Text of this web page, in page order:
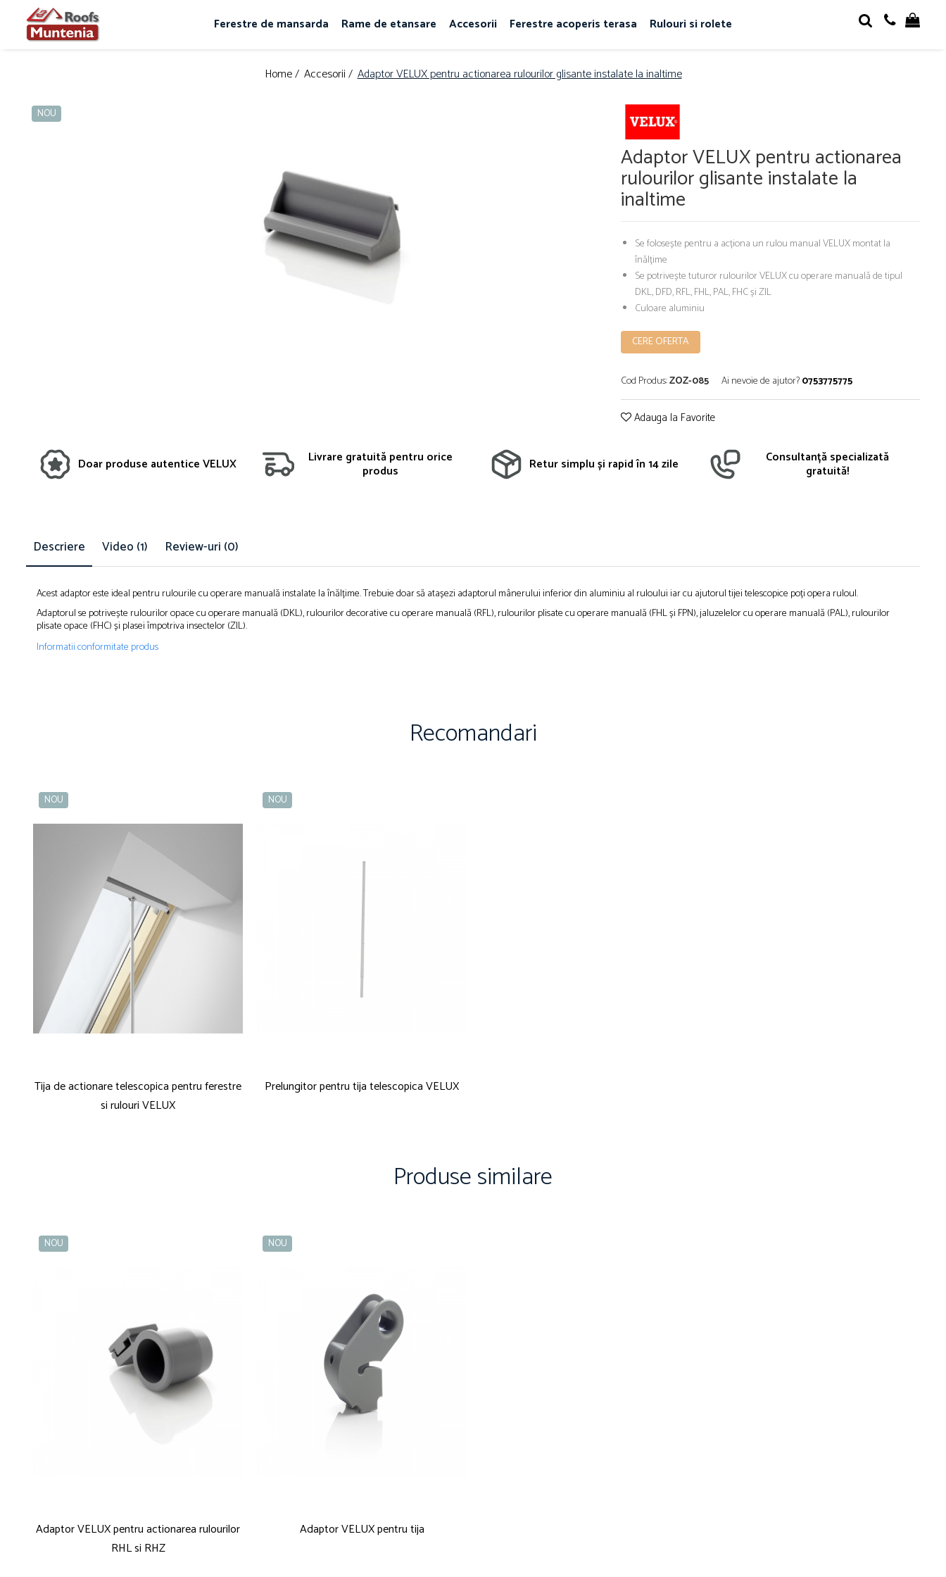
Ferestre de mansarda Rame de etansare Accesorii Ferestre acoperis terasa Rulouri si rolete
Home / Accesorii / Adaptor VELUX pentru actionarea rulourilor glisante instalate la inaltime
NOU
Adaptor VELUX pentru actionarea
rulourilor glisante instalate la
inaltime
Se folosește pentru a acționa un rulou manual VELUX montat la
înălțime
Se potrivește tuturor rulourilor VELUX cu operare manuală de tipul
DKL, DFD, RFL, FHL, PAL, FHC și ZIL
Culoare aluminiu
CERE OFERTA
Cod Produs:ZOZ-085 Ai nevoie de ajutor?0753775775
Adauga la Favorite
Doar produse autentice VELUX Livrare gratuită pentru orice
produs Retur simplu și rapid în 14 zile Consultanță specializată
gratuită!
Descriere Video (1) Review-uri (0)
Acest adaptor este ideal pentru rulourile cu operare manuală instalate la înălțime. Trebuie doar să atașezi adaptorul mânerului inferior din aluminiu al ruloului iar cu ajutorul tijei telescopice poți opera ruloul.
Adaptorul se potrivește rulourilor opace cu operare manuală (DKL), rulourilor decorative cu operare manuală (RFL), rulourilor plisate cu operare manuală (FHL și FPN), jaluzelelor cu operare manuală (PAL), rulourilor
plisate opace (FHC) și plasei împotriva insectelor (ZIL).
Informatii conformitate produs
Recomandari
NOU
Tija de actionare telescopica pentru ferestre
si rulouri VELUX
NOU
Prelungitor pentru tija telescopica VELUX
Produse similare
NOU
Adaptor VELUX pentru actionarea rulourilor
RHL si RHZ
NOU
Adaptor VELUX pentru tija